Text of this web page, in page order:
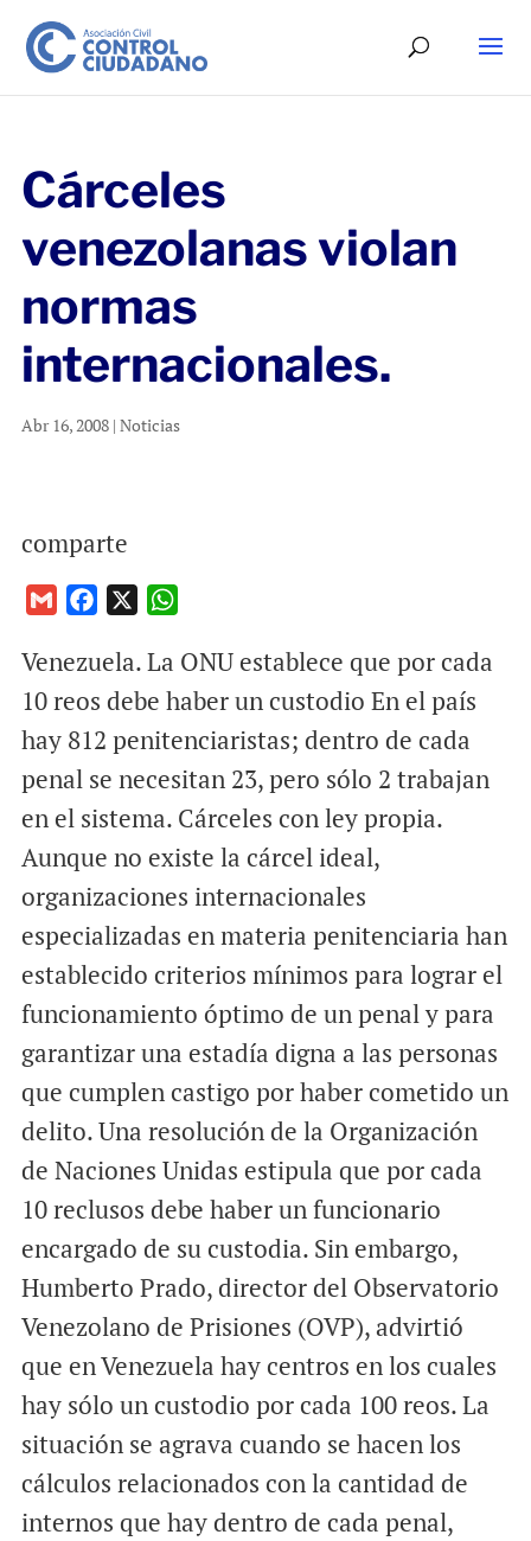
Cárceles
venezolanas violan
normas
internacionales.
Abr 16, 2008| Noticias
comparte
a
i
c
e
o
o
k
a
t
A
p
p
Venezuela. La ONU establece que por cada
10 reos debe haber un custodio En el país
hay 812 penitenciaristas; dentro de cada
penal se necesitan 23, pero sólo 2 trabajan
en el sistema. Cárceles con ley propia.
Aunque no existe la cárcel ideal,
organizaciones internacionales
especializadas en materia penitenciaria han
establecido criterios mínimos para lograr el
funcionamiento óptimo de un penal y para
garantizar una estadía digna a las personas
que cumplen castigo por haber cometido un
delito. Una resolución de la Organización
de Naciones Unidas estipula que por cada
10 reclusos debe haber un funcionario
encargado de su custodia. Sin embargo,
Humberto Prado, director del Observatorio
Venezolano de Prisiones (OVP), advirtió
que en Venezuela hay centros en los cuales
hay sólo un custodio por cada 100 reos. La
situación se agrava cuando se hacen los
cálculos relacionados con la cantidad de
internos que hay dentro de cada penal,